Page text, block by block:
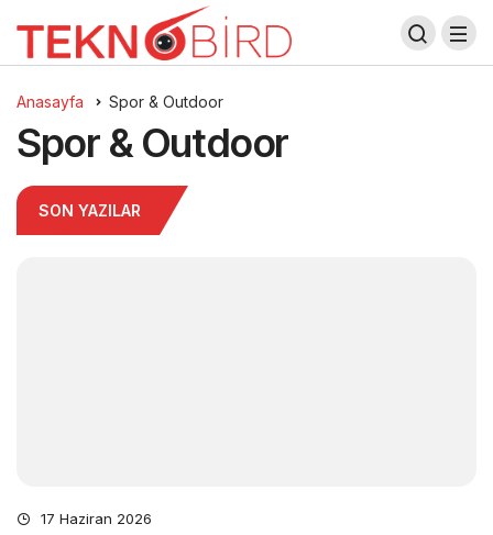
Anasayfa Spor & Outdoor
Spor & Outdoor
SON YAZILAR
17 Haziran 2026